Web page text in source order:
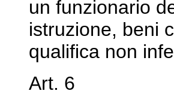
un funzionario
istruzione, beni
qualifica non
Art. 6